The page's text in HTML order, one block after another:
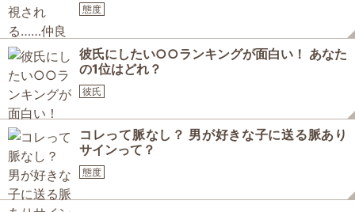
態度
彼氏にしたい○○ランキングが面白い！ あなた
の1位はどれ？
彼氏
コレって脈なし？ 男が好きな子に送る脈あり
サインって？
態度